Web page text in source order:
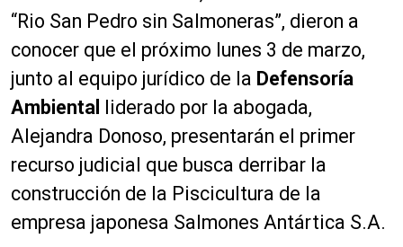
“Rio San Pedro sin Salmoneras”, dieron a
conocer que el próximo lunes 3 de marzo,
junto al equipo jurídico de la Defensoría
Ambiental liderado por la abogada,
Alejandra Donoso, presentarán el primer
recurso judicial que busca derribar la
construcción de la Piscicultura de la
empresa japonesa Salmones Antártica S.A.